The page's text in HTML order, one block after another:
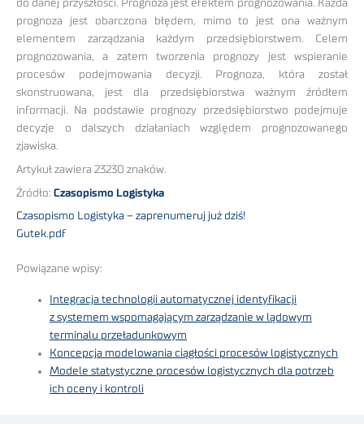
do danej przyszłości. Prognoza jest efektem prognozowania. Każda
prognoza jest obarczona błędem, mimo to jest ona ważnym
elementem zarządzania każdym przedsiębiorstwem. Celem
prognozowania, a zatem tworzenia prognozy jest wspieranie
procesów podejmowania decyzji. Prognoza, która został
skonstruowana, jest dla przedsiębiorstwa ważnym źródłem
informacji. Na podstawie prognozy przedsiębiorstwo podejmuje
decyzje o dalszych działaniach względem prognozowanego
zjawiska.
Artykuł zawiera 23230 znaków.
Źródło: Czasopismo Logistyka
Czasopismo Logistyka – zaprenumeruj już dziś!
Gutek.pdf
Powiązane wpisy:
Integracja technologii automatycznej identyfikacji
z systemem wspomagającym zarządzanie w lądowym
terminalu przeładunkowym
Koncepcja modelowania ciągłości procesów logistycznych
Modele statystyczne procesów logistycznych dla potrzeb
ich oceny i kontroli